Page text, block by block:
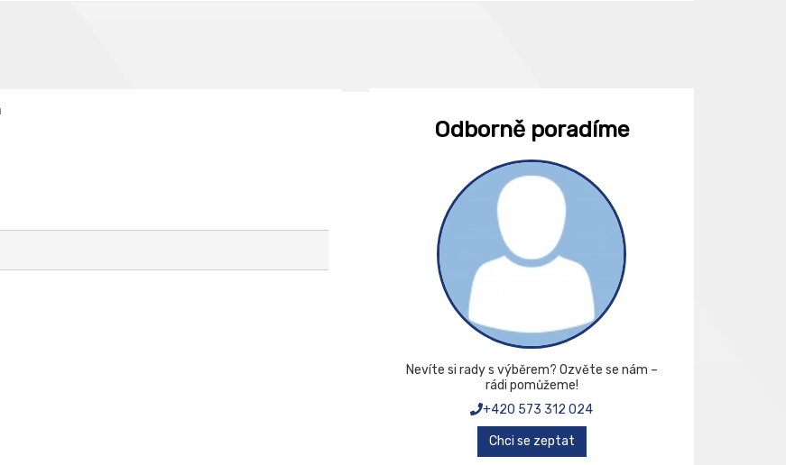
Odborně poradíme
Nevíte si rady s výběrem? Ozvěte se nám –
rádi pomůžeme!
+420 573 312 024
Chci se zeptat